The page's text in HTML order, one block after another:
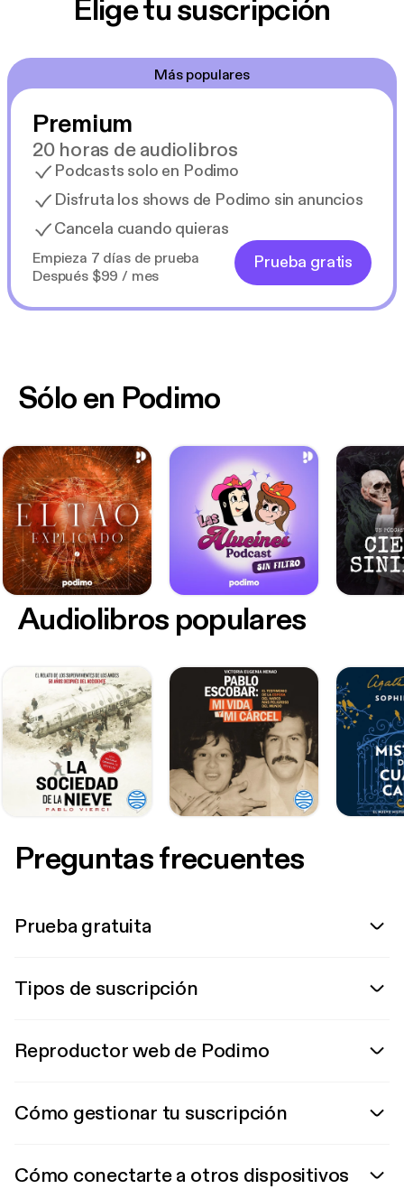
Elige tu suscripción
Más populares
Premium
20 horas de audiolibros
Podcasts solo en Podimo
Disfruta los shows de Podimo sin anuncios
Cancela cuando quieras
Empieza 7 días de prueba
Después $99 / mes
Prueba gratis
Sólo en Podimo
Audiolibros populares
Preguntas frecuentes
Prueba gratuita
Tipos de suscripción
Reproductor web de Podimo
Cómo gestionar tu suscripción
Cómo conectarte a otros dispositivos